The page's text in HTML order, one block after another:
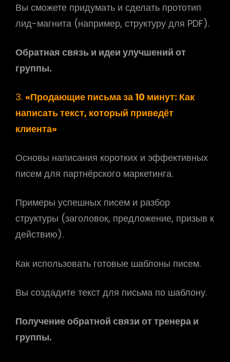
Вы сможете придумать и сделать прототип
лид-магнита (например, структуру для PDF).
Обратная связь и идеи улучшений от
группы.
3. «Продающие письма за 10 минут: Как
написать текст, который приведёт
клиента»
Основы написания коротких и эффективных
писем для партнёрского маркетинга.
Примеры успешных писем и разбор
структуры (заголовок, предложение, призыв к
действию).
Как использовать готовые шаблоны писем.
Вы создадите текст для письма по шаблону.
Получение обратной связи от тренера и
группы.